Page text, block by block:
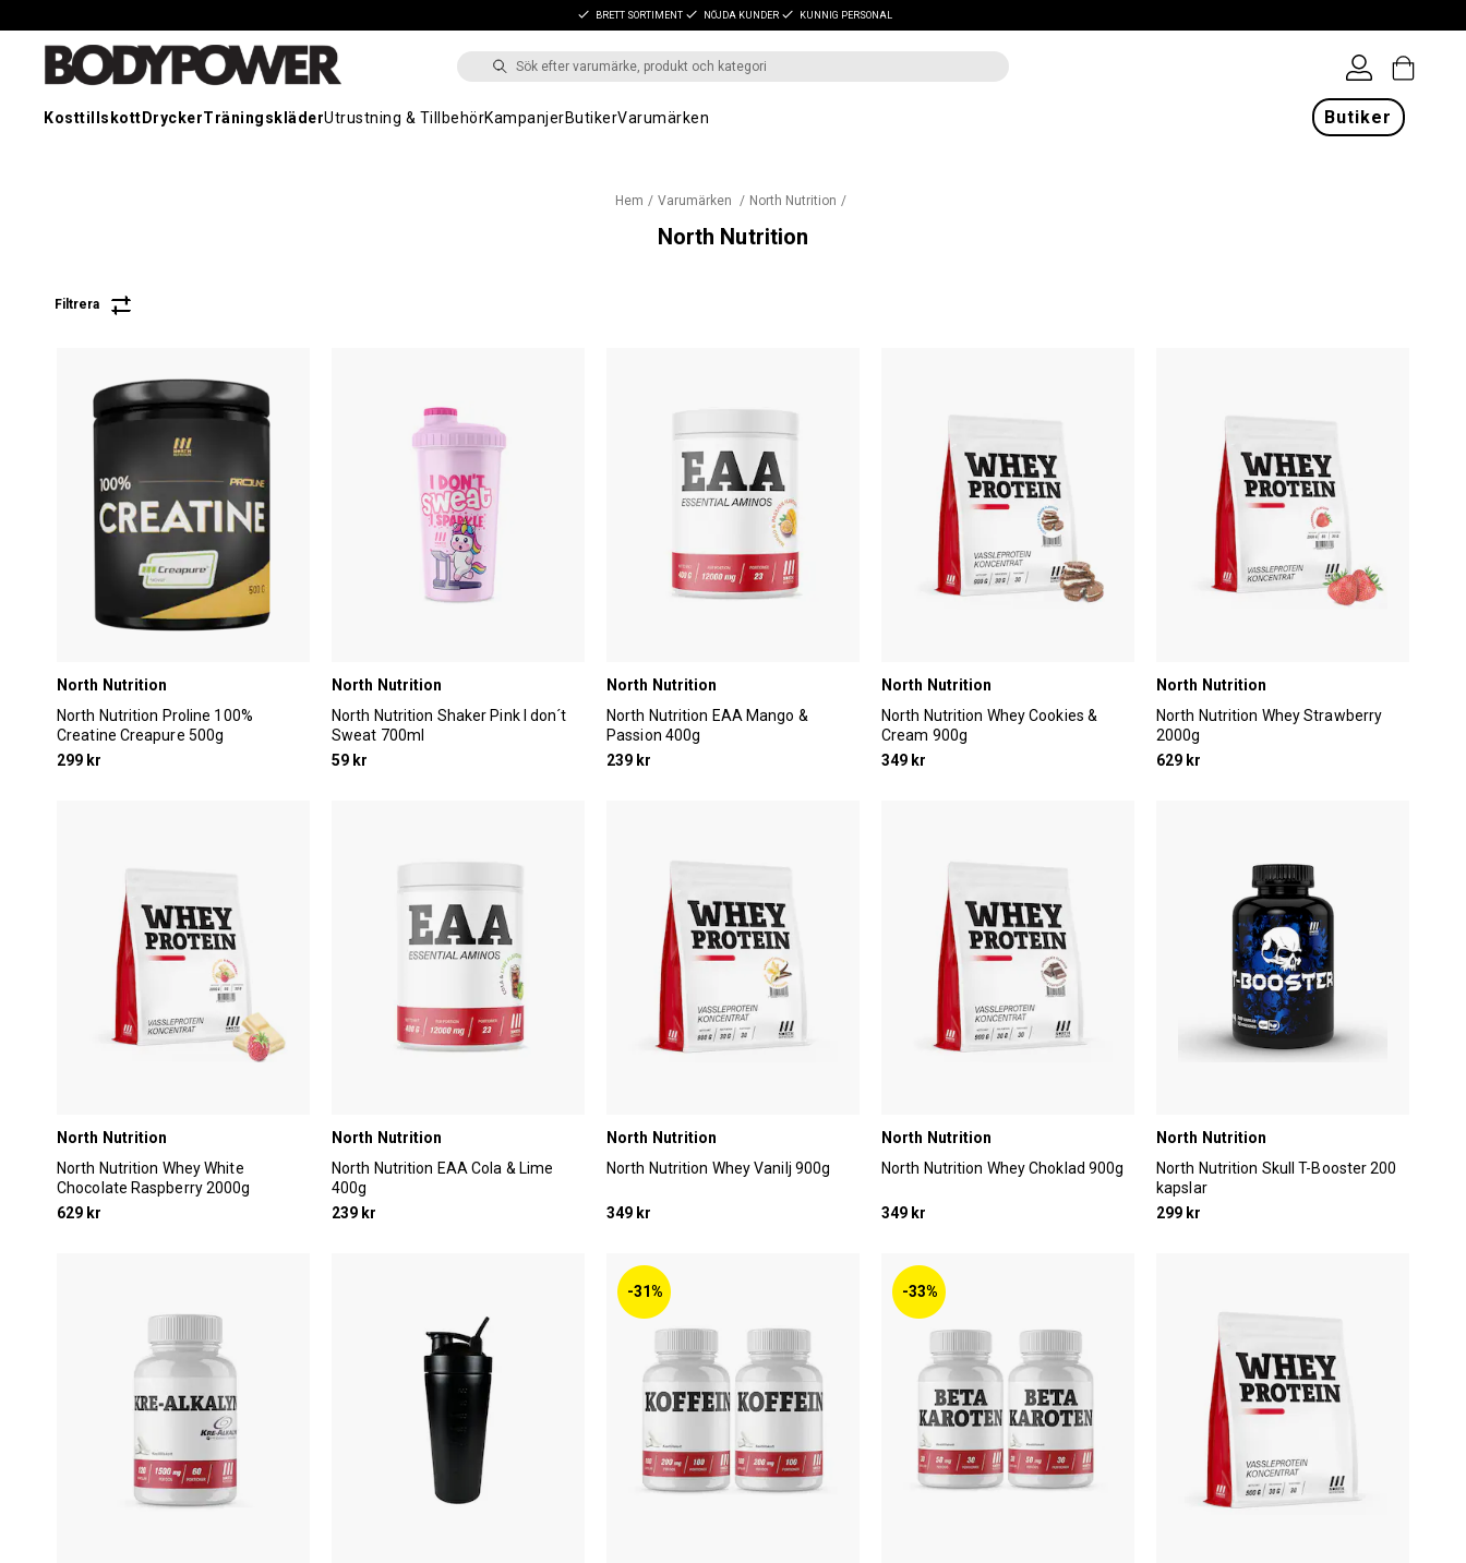
BRETT SORTIMENT NÖJDA KUNDER KUNNIG PERSONAL
KosttillskottDryckerTräningskläderUtrustning & TillbehörKampanjerButikerVarumärken Butiker
Hem Varumärken North Nutrition
North Nutrition
Filtrera
North Nutrition
North Nutrition Proline 100%
Creatine Creapure 500g
299 kr
North Nutrition
North Nutrition Shaker Pink I don´t
Sweat 700ml
59 kr
North Nutrition
North Nutrition EAA Mango &
Passion 400g
239 kr
North Nutrition
North Nutrition Whey Cookies &
Cream 900g
349 kr
North Nutrition
North Nutrition Whey Strawberry
2000g
629 kr
North Nutrition
North Nutrition Whey White
Chocolate Raspberry 2000g
629 kr
North Nutrition
North Nutrition EAA Cola & Lime
400g
239 kr
North Nutrition
North Nutrition Whey Vanilj 900g
349 kr
North Nutrition
North Nutrition Whey Choklad 900g
349 kr
North Nutrition
North Nutrition Skull T-Booster 200
kapslar
299 kr
-31% -33%